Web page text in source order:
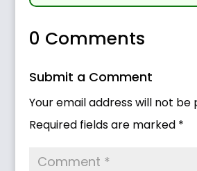
0 Comments
Submit a Comment
Your email address will not be
Required fields are marked *